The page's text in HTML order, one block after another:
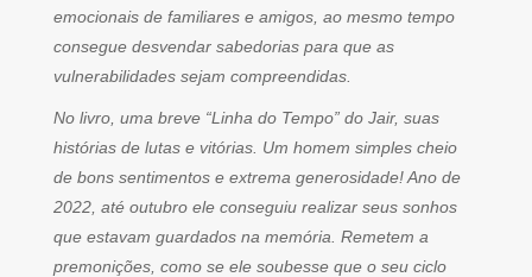
emocionais de familiares e amigos, ao mesmo tempo
consegue desvendar sabedorias para que as
vulnerabilidades sejam compreendidas.
No livro, uma breve “Linha do Tempo” do Jair, suas
histórias de lutas e vitórias. Um homem simples cheio
de bons sentimentos e extrema generosidade! Ano de
2022, até outubro ele conseguiu realizar seus sonhos
que estavam guardados na memória. Remetem a
premonições, como se ele soubesse que o seu ciclo